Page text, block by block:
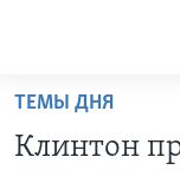
Перейти
основной
ТЕМЫ ДНЯ
Клинтон